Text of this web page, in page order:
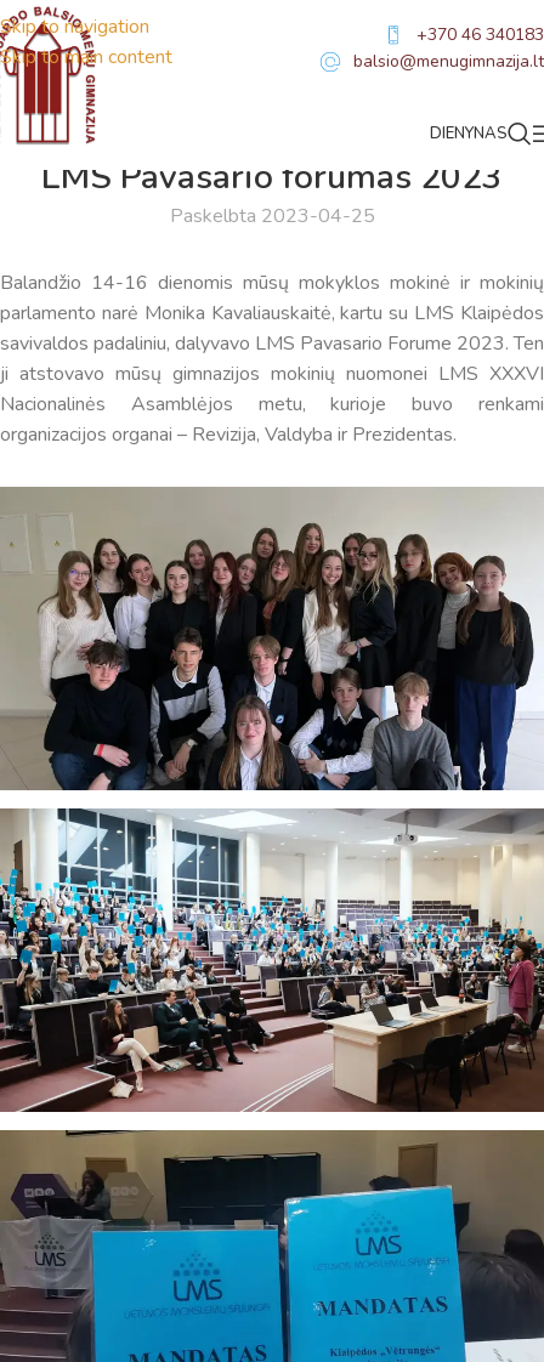
Skip to navigation
Skip to main content
+370 46 340183
balsio@menugimnazija.lt
DIENYNAS
LMS Pavasario forumas 2023
Paskelbta 2023-04-25
Balandžio 14-16 dienomis mūsų mokyklos mokinė ir mokinių
parlamento narė Monika Kavaliauskaitė, kartu su LMS Klaipėdos
savivaldos padaliniu, dalyvavo LMS Pavasario Forume 2023. Ten
ji atstovavo mūsų gimnazijos mokinių nuomonei LMS XXXVI
Nacionalinės Asamblėjos metu, kurioje buvo renkami
organizacijos organai – Revizija, Valdyba ir Prezidentas.
Virtualus asistentas E. Balsio gimnazijos DI
Sveiki! Taip, aš esu virtualus. Tačiau dirbtinis intelektas
suteikia man galimybę ne tik analizuoti Jūsų klausimą, bet
dar tobulai atsimenu visą šioje svetainėje pateiktą
informaciją. Jei visgi man pritrūks išmanumo - pateiksiu
Jums reikiamus kontaktus, kur galėsite pasiklausti
atsakingo specialisto.
Taigi... kuo galėčiau Jums padėti?